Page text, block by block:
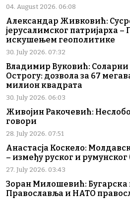
04. August 2026. 06:08
Александар Живковић:
јерусалимског патријарха
искушењем геополитике
30. July 2026. 07:32
Владимир Вуковић: Соларни
Острогу: дозвола за 67
милион квадрата
30. July 2026. 06:03
Живојин Ракочевић:
говори
28. July 2026. 07:51
Анастасја Коскело:
– између руског и румунског
27. July 2026. 03:43
Зоран Милошевић: Бугарска
Православља и НАТО